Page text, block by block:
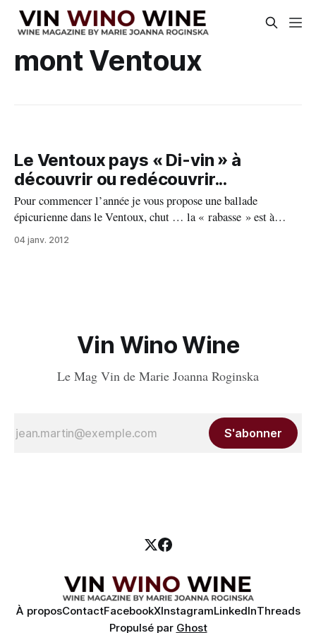
mont Ventoux
Le Ventoux pays « Di-vin » à
découvrir ou redécouvrir...
Pour commencer l’année je vous propose une ballade
épicurienne dans le Ventoux, chut … la « rabasse » est à
l’honneur ! Ce pays sudiste est situé à l’Est du département du
Vaucluse, entre le massif du Mont Ventoux, Dantelles de
04 janv. 2012
Vin Wino Wine
Le Mag Vin de Marie Joanna Roginska
S'abonner
À proposContactFacebookXInstagramLinkedInThreads
Propulsé par Ghost